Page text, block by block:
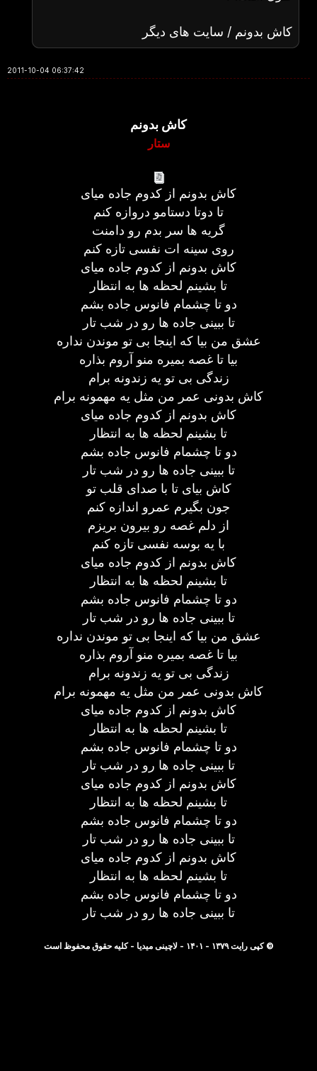
کاش بدونم / سایت های دیگر
2011-10-04 06:37:42
کاش بدونم
ستار
کاش بدونم از کدوم جاده میای
تا دوتا دستامو دروازه کنم
گریه ها سر بدم رو دامنت
روی سینه ات نفسی تازه کنم
کاش بدونم از کدوم جاده میای
تا بشینم لحظه ها به انتظار
دو تا چشمام فانوس جاده بشم
تا ببینی جاده ها رو در شب تار
عشق من بیا که اینجا بی تو موندن نداره
بیا تا غصه بمیره منو آروم بذاره
زندگی بی تو یه زندونه برام
کاش بدونی عمر من مثل یه مهمونه برام
کاش بدونم از کدوم جاده میای
تا بشینم لحظه ها به انتظار
دو تا چشمام فانوس جاده بشم
تا ببینی جاده ها رو در شب تار
کاش بیای تا با صدای قلب تو
جون بگیرم عمرو اندازه کنم
از دلم غصه رو بیرون بریزم
با یه بوسه نفسی تازه کنم
کاش بدونم از کدوم جاده میای
تا بشینم لحظه ها به انتظار
دو تا چشمام فانوس جاده بشم
تا ببینی جاده ها رو در شب تار
عشق من بیا که اینجا بی تو موندن نداره
بیا تا غصه بمیره منو آروم بذاره
زندگی بی تو یه زندونه برام
کاش بدونی عمر من مثل یه مهمونه برام
کاش بدونم از کدوم جاده میای
تا بشینم لحظه ها به انتظار
دو تا چشمام فانوس جاده بشم
تا ببینی جاده ها رو در شب تار
کاش بدونم از کدوم جاده میای
تا بشینم لحظه ها به انتظار
دو تا چشمام فانوس جاده بشم
تا ببینی جاده ها رو در شب تار
کاش بدونم از کدوم جاده میای
تا بشینم لحظه ها به انتظار
دو تا چشمام فانوس جاده بشم
تا ببینی جاده ها رو در شب تار
© کپی رایت ۱۳۷۹ - ۱۴۰۱ - لاچینی میدیا - کلیه حقوق محفوظ است